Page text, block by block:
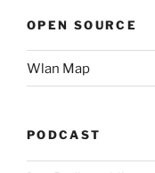
OPEN SOURCE
Wlan Map
PODCAST